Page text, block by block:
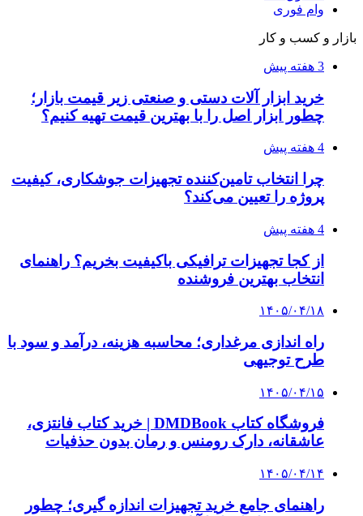
وام فوری
بازار و کسب و کار
3 هفته پیش
خرید ابزار آلات دستی و صنعتی زیر قیمت بازار؛
چطور ابزار اصل را با بهترین قیمت تهیه کنیم؟
4 هفته پیش
چرا انتخاب تامین‌کننده تجهیزات جوشکاری، کیفیت
پروژه را تعیین می‌کند؟
4 هفته پیش
از کجا تجهیزات ترافیکی باکیفیت بخریم؟ راهنمای
انتخاب بهترین فروشنده
۱۴۰۵/۰۴/۱۸
راه اندازی مرغداری؛ محاسبه هزینه، درآمد و سود با
طرح توجیهی
۱۴۰۵/۰۴/۱۵
فروشگاه کتاب DMDBook | خرید کتاب فانتزی،
عاشقانه، دارک رومنس و رمان بدون حذفیات
۱۴۰۵/۰۴/۱۴
راهنمای جامع خرید تجهیزات اندازه گیری؛ چطور